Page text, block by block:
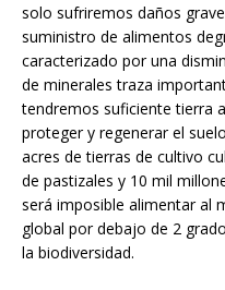
solo sufriremos daños
suministro de alimentos
caracterizado por una
de minerales traza
tendremos suficiente tierra
proteger y regenerar el
acres de tierras de cultivo
de pastizales y 10 mil
será imposible alimentar al
global por debajo de 2
la biodiversidad.